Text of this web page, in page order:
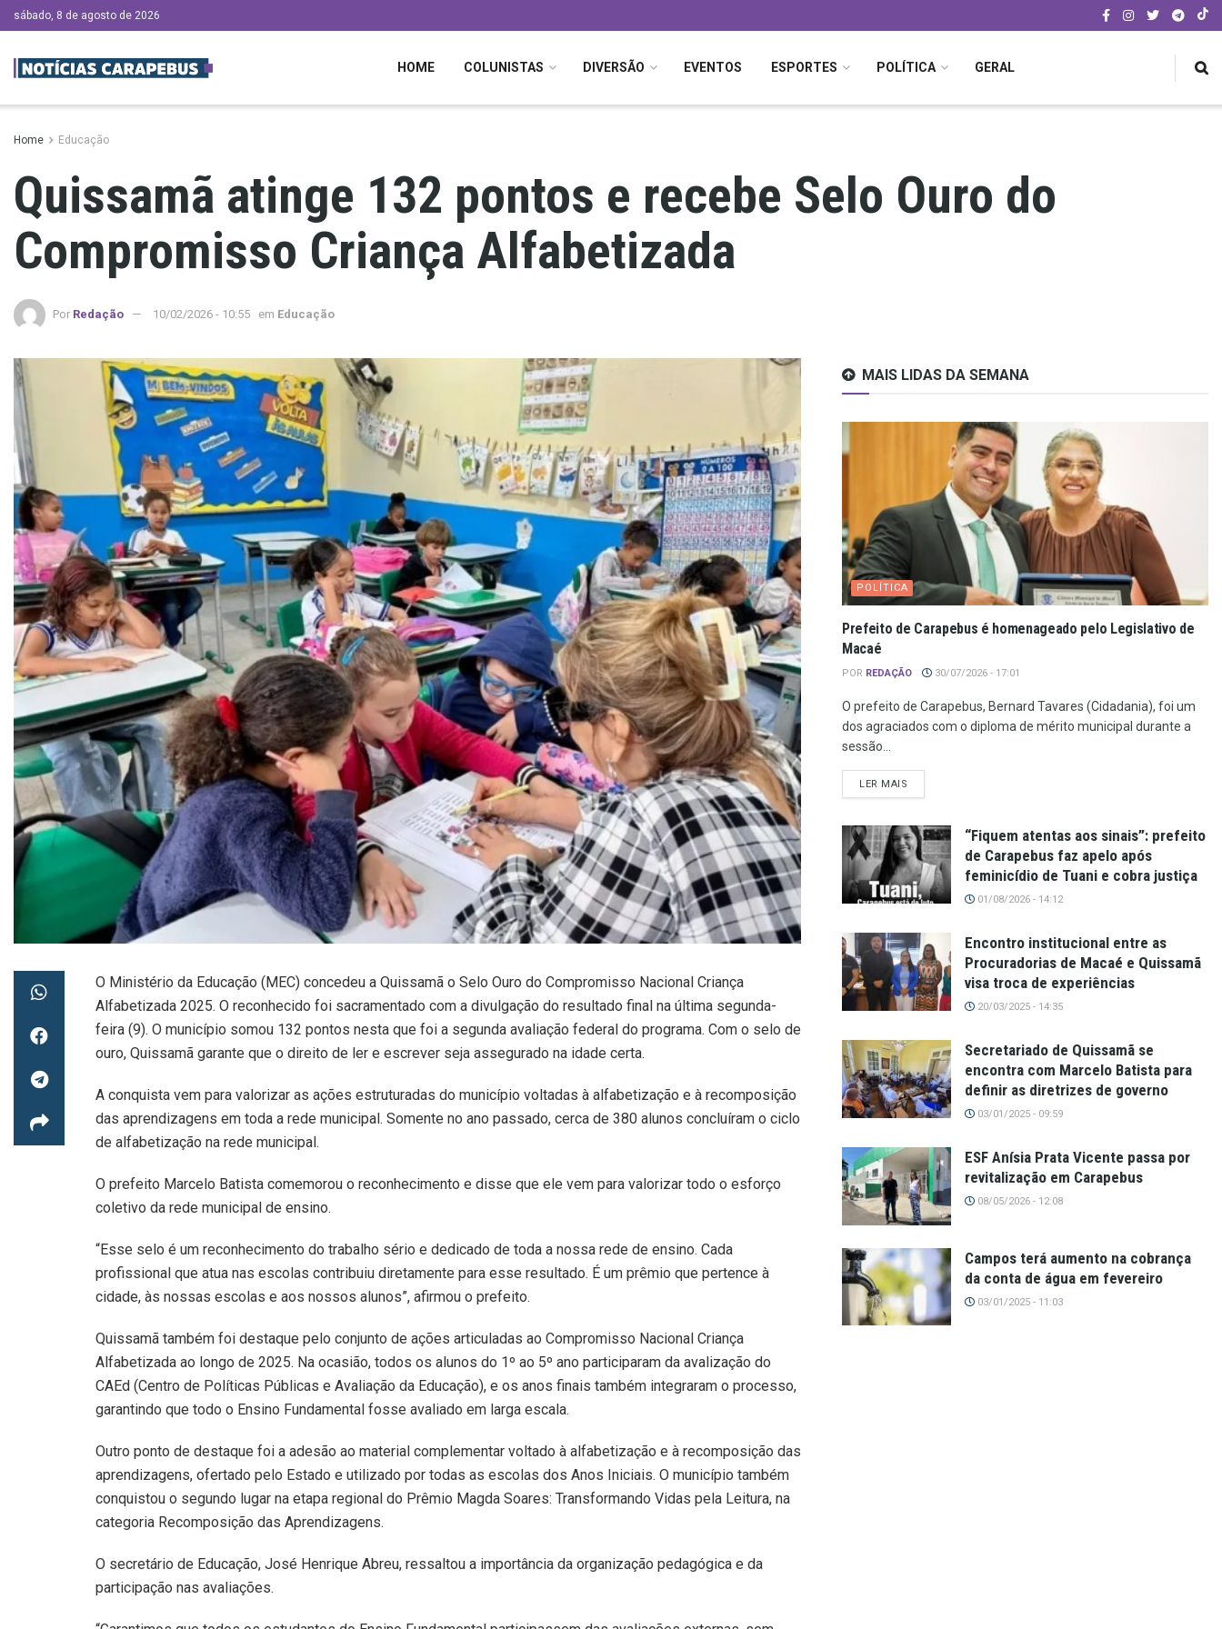
sábado, 8 de agosto de 2026
HOME COLUNISTAS DIVERSÃO EVENTOS ESPORTES POLÍTICA GERAL
Home Educação
Quissamã atinge 132 pontos e recebe Selo Ouro do
Compromisso Criança Alfabetizada
Por Redação 10/02/2026 - 10:55 em Educação
O Ministério da Educação (MEC) concedeu a Quissamã o Selo Ouro do Compromisso Nacional Criança
Alfabetizada 2025. O reconhecido foi sacramentado com a divulgação do resultado final na última segunda-
feira (9). O município somou 132 pontos nesta que foi a segunda avaliação federal do programa. Com o selo de
ouro, Quissamã garante que o direito de ler e escrever seja assegurado na idade certa.
A conquista vem para valorizar as ações estruturadas do município voltadas à alfabetização e à recomposição
das aprendizagens em toda a rede municipal. Somente no ano passado, cerca de 380 alunos concluíram o ciclo
de alfabetização na rede municipal.
O prefeito Marcelo Batista comemorou o reconhecimento e disse que ele vem para valorizar todo o esforço
coletivo da rede municipal de ensino.
“Esse selo é um reconhecimento do trabalho sério e dedicado de toda a nossa rede de ensino. Cada
profissional que atua nas escolas contribuiu diretamente para esse resultado. É um prêmio que pertence à
cidade, às nossas escolas e aos nossos alunos”, afirmou o prefeito.
Quissamã também foi destaque pelo conjunto de ações articuladas ao Compromisso Nacional Criança
Alfabetizada ao longo de 2025. Na ocasião, todos os alunos do 1º ao 5º ano participaram da avalização do
CAEd (Centro de Políticas Públicas e Avaliação da Educação), e os anos finais também integraram o processo,
garantindo que todo o Ensino Fundamental fosse avaliado em larga escala.
Outro ponto de destaque foi a adesão ao material complementar voltado à alfabetização e à recomposição das
aprendizagens, ofertado pelo Estado e utilizado por todas as escolas dos Anos Iniciais. O município também
conquistou o segundo lugar na etapa regional do Prêmio Magda Soares: Transformando Vidas pela Leitura, na
categoria Recomposição das Aprendizagens.
O secretário de Educação, José Henrique Abreu, ressaltou a importância da organização pedagógica e da
participação nas avaliações.
MAIS LIDAS DA SEMANA
POLÍTICA
Prefeito de Carapebus é homenageado pelo Legislativo de
Macaé
POR REDAÇÃO 30/07/2026 - 17:01
O prefeito de Carapebus, Bernard Tavares (Cidadania), foi um
dos agraciados com o diploma de mérito municipal durante a
sessão...
LER MAIS
“Fiquem atentas aos sinais”: prefeito
de Carapebus faz apelo após
feminicídio de Tuani e cobra justiça
01/08/2026 - 14:12
Encontro institucional entre as
Procuradorias de Macaé e Quissamã
visa troca de experiências
20/03/2025 - 14:35
Secretariado de Quissamã se
encontra com Marcelo Batista para
definir as diretrizes de governo
03/01/2025 - 09:59
ESF Anísia Prata Vicente passa por
revitalização em Carapebus
08/05/2026 - 12:08
Campos terá aumento na cobrança
da conta de água em fevereiro
03/01/2025 - 11:03